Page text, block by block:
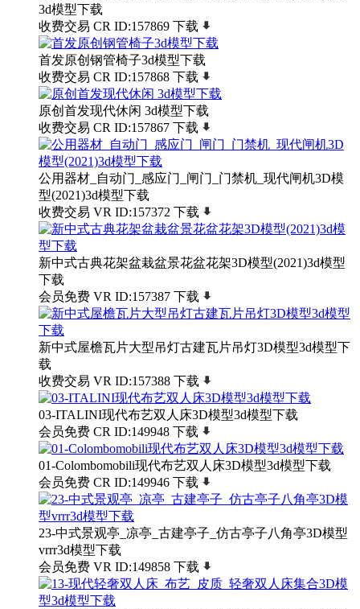
3d模型下载
收费交易 CR ID:157869 下载
首发原创钢管椅子3d模型下载
收费交易 CR ID:157868 下载
原创首发现代休闲 3d模型下载
收费交易 CR ID:157867 下载
公用器材_自动门_感应门_闸门_门禁机_现代闸机3D模
型(2021)3d模型下载
收费交易 VR ID:157372 下载
新中式古典花架盆栽盆景花盆花架3D模型(2021)3d模型
下载
会员免费 VR ID:157387 下载
新中式屋檐瓦片大型吊灯古建瓦片吊灯3D模型3d模型下
载
收费交易 VR ID:157388 下载
03-ITALINI现代布艺双人床3D模型3d模型下载
会员免费 CR ID:149948 下载
01-Colombomobili现代布艺双人床3D模型3d模型下载
会员免费 CR ID:149946 下载
23-中式景观亭_凉亭_古建亭子_仿古亭子八角亭3D模型
vrrr3d模型下载
会员免费 VR ID:149858 下载